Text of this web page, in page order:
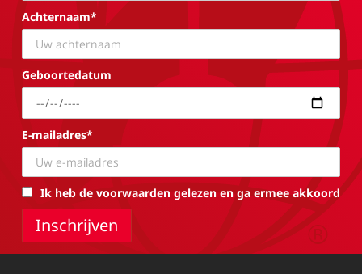
Achternaam*
Geboortedatum
E-mailadres*
Ik heb de voorwaarden gelezen en ga ermee akkoord